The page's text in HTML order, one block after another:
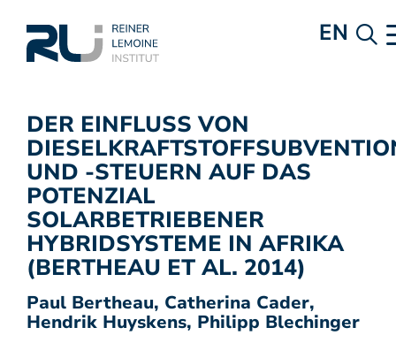
EN
DER EINFLUSS VON
UND -STEUERN AUF DAS
POTENZIAL
SOLARBETRIEBENER
HYBRIDSYSTEME IN AFRIKA
(BERTHEAU ET AL. 2014)
Paul Bertheau, Catherina Cader,
Hendrik Huyskens, Philipp Blechinger